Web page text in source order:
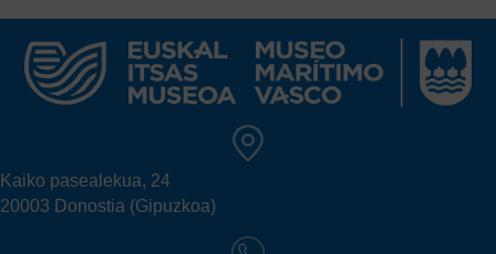
Kaiko pasealekua, 24
20003 Donostia (Gipuzkoa)